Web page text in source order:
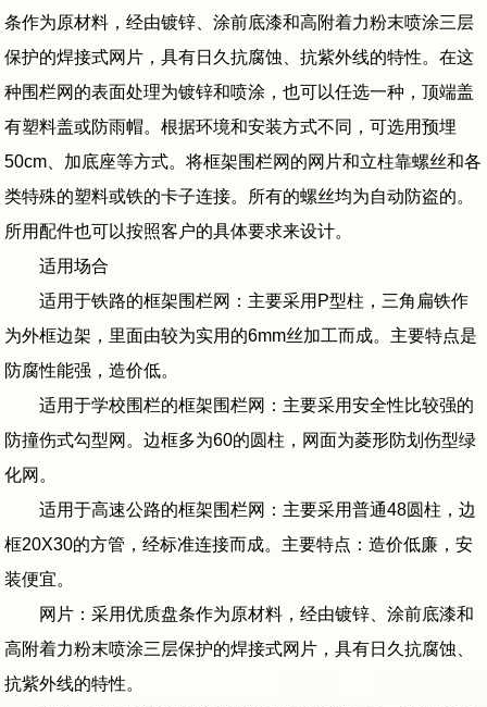
条作为原材料，经由镀锌、涂前底漆和高附着力粉末喷涂三层
保护的焊接式网片，具有日久抗腐蚀、抗紫外线的特性。在这
种围栏网的表面处理为镀锌和喷涂，也可以任选一种，顶端盖
有塑料盖或防雨帽。根据环境和安装方式不同，可选用预埋
50cm、加底座等方式。将框架围栏网的网片和立柱靠螺丝和各
类特殊的塑料或铁的卡子连接。所有的螺丝均为自动防盗的。
所用配件也可以按照客户的具体要求来设计。
适用场合
适用于铁路的框架围栏网：主要采用P型柱，三角扁铁作
为外框边架，里面由较为实用的6mm丝加工而成。主要特点是
防腐性能强，造价低。
适用于学校围栏的框架围栏网：主要采用安全性比较强的
防撞伤式勾型网。边框多为60的圆柱，网面为菱形防划伤型绿
化网。
适用于高速公路的框架围栏网：主要采用普通48圆柱，边
框20X30的方管，经标准连接而成。主要特点：造价低廉，安
装便宜。
网片：采用优质盘条作为原材料，经由镀锌、涂前底漆和
高附着力粉末喷涂三层保护的焊接式网片，具有日久抗腐蚀、
抗紫外线的特性。